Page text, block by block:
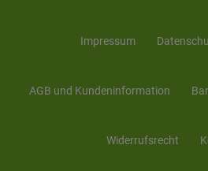
Impressum
AGB und Kunden­information
Widerrufs­recht